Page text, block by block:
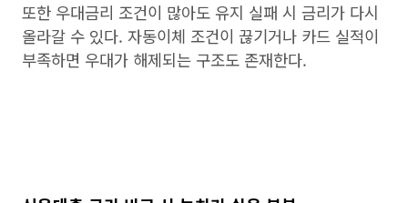
또한 우대금리 조건이 많아도 유지 실패 시 금리가 다시
올라갈 수 있다. 자동이체 조건이 끊기거나 카드 실적이
부족하면 우대가 해제되는 구조도 존재한다.